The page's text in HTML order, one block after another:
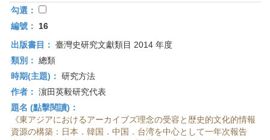
勾選：
編號：
16
出版書目： 臺灣史研究文獻類目 2014 年度
類別： 總類
時期(主題)： 研究方法
作者： 濵田英毅研究代表
題名 (點擊閱讀)：
《東アジアにおけるアーカイブズ理念の受容と歴史的文化的情報
資源の構築：日本．韓国．中国．台湾を中心として一年次報告